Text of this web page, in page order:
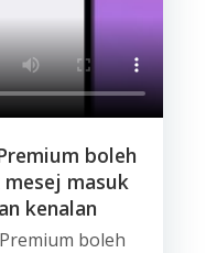
boleh
masuk
kenalan
boleh